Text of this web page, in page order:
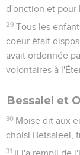
d'onction et pour
29 Tous les
coeur était
avait ordonnée
volontaires à
Bessalel et
30 Moïse dit aux
choisi Betsaleel,
31 Il l'a rempli de